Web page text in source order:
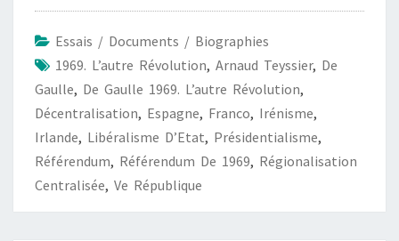
o
o
k
A
p
p
i
n
k
g
e
r
Essais / Documents / Biographies
1969. L’autre Révolution, Arnaud Teyssier, De
Gaulle, De Gaulle 1969. L’autre Révolution,
Décentralisation, Espagne, Franco, Irénisme,
Irlande, Libéralisme D’Etat, Présidentialisme,
Référendum, Référendum De 1969, Régionalisation
Centralisée, Ve République